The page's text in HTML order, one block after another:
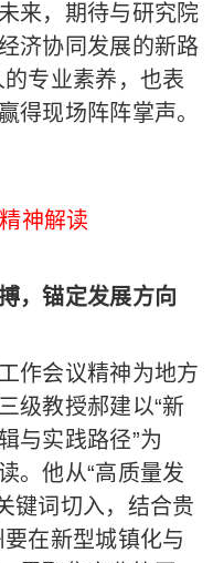
来，期待与研究院
济协同发展的新路
专业素养，也表
得现场阵阵掌声。
神解读
，锚定发展方向
会议精神为地方
级教授郝建以“新
与实践路径”为
。他从“高质量发
键词切入，结合贵
在新型城镇化与